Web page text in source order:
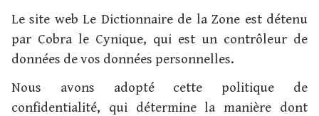
Le site web Le Dictionnaire de la Zone est détenu
par Cobra le Cynique, qui est un contrôleur de
données de vos données personnelles.
Nous avons adopté cette politique de
confidentialité, qui détermine la manière dont